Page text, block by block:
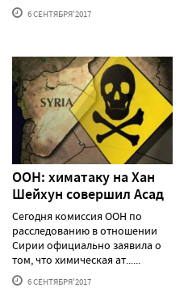
6 СЕНТЯБРЯ'2017
ООН: химатаку на Хан
Шейхун совершил Асад
Сегодня комиссия ООН по
расследованию в отношении
Сирии официально заявила о
том, что химическая ат......
6 СЕНТЯБРЯ'2017